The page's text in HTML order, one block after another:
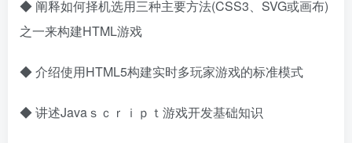
◆ 阐释如何择机选用三种主要方法(CSS3、SVG或画布)
之一来构建HTML游戏
◆介绍使用HTML5构建实时多玩家游戏的标准模式
◆讲述Javaｓｃｒｉｐｔ游戏开发基础知识